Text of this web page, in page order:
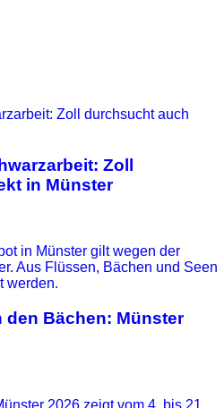
Zoll
in Münster
den Bächen: Münster